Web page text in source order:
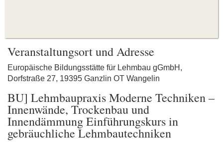
Veranstaltungsort und Adresse
Europäische Bildungsstätte für Lehmbau gGmbH,
Dorfstraße 27, 19395 Ganzlin OT Wangelin
BU] Lehmbaupraxis Moderne Techniken –
Innenwände, Trockenbau und
Innendämmung Einführungskurs in
gebräuchliche Lehmbautechniken